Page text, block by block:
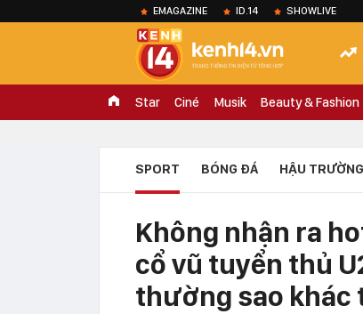
EMAGAZINE ID.14 SHOWLIVE
Star Ciné Musik Beauty & Fashion
SPORT BÓNG ĐÁ HẬU TRƯỜNG
Không nhận ra
cổ vũ tuyển thủ
thường sao khác